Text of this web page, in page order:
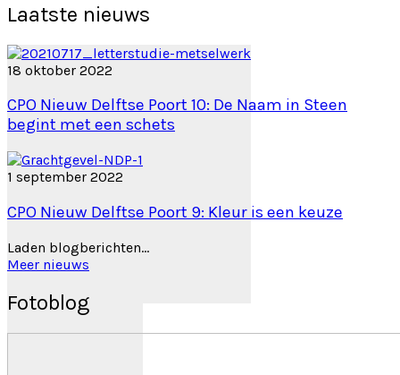
Laatste nieuws
18 oktober 2022
CPO Nieuw Delftse Poort 10: De Naam in Steen
begint met een schets
1 september 2022
CPO Nieuw Delftse Poort 9: Kleur is een keuze
Laden blogberichten...
Meer nieuws
Fotoblog